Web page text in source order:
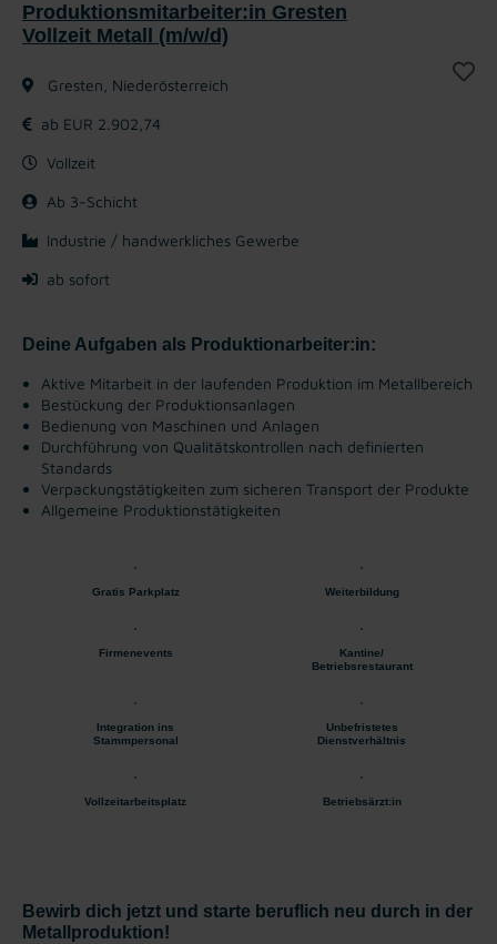
Produktionsmitarbeiter:in Gresten
Vollzeit Metall (m/w/d)
Gresten, Niederösterreich
ab EUR 2.902,74
Vollzeit
Ab 3-Schicht
Industrie / handwerkliches Gewerbe
ab sofort
Deine Aufgaben als Produktionarbeiter:in:
Aktive Mitarbeit in der laufenden Produktion im Metallbereich
Bestückung der Produktionsanlagen
Bedienung von Maschinen und Anlagen
Durchführung von Qualitätskontrollen nach definierten
Standards
Verpackungstätigkeiten zum sicheren Transport der Produkte
Allgemeine Produktionstätigkeiten
Gratis Parkplatz Weiterbildung
Firmenevents
Kantine/
Betriebsrestaurant
Integration ins
Stammpersonal
Unbefristetes
Dienstverhältnis
Vollzeitarbeitsplatz Betriebsärzt:in
Bewirb dich jetzt und starte beruflich neu durch in der
Metallproduktion!